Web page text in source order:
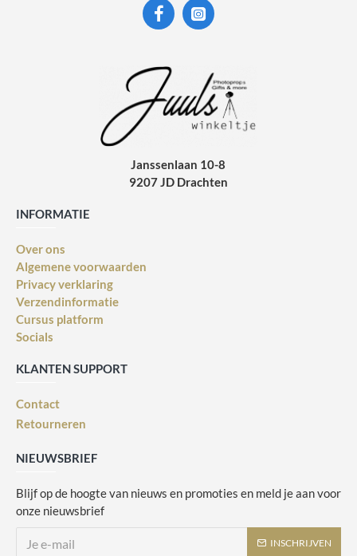
Janssenlaan 10-8
9207 JD Drachten
INFORMATIE
Over ons
Algemene voorwaarden
Privacy verklaring
Verzendinformatie
Cursus platform
Socials
KLANTEN SUPPORT
Contact
Retourneren
NIEUWSBRIEF
Blijf op de hoogte van nieuws en promoties en meld je aan voor
onze nieuwsbrief
INSCHRIJVEN